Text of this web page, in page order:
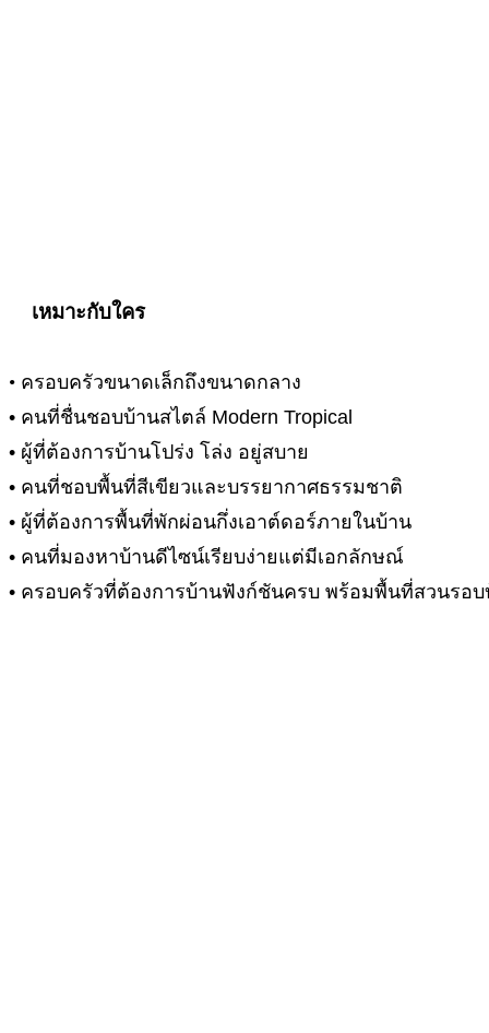
เหมาะกับใคร
• ครอบครัวขนาดเล็กถึงขนาดกลาง
• คนที่ชื่นชอบบ้านสไตล์ Modern Tropical
• ผู้ที่ต้องการบ้านโปร่ง โล่ง อยู่สบาย
• คนที่ชอบพื้นที่สีเขียวและบรรยากาศธรรมชาติ
• ผู้ที่ต้องการพื้นที่พักผ่อนกึ่งเอาต์ดอร์ภายในบ้าน
• คนที่มองหาบ้านดีไซน์เรียบง่ายแต่มีเอกลักษณ์
• ครอบครัวที่ต้องการบ้านฟังก์ชันครบ พร้อมพื้นที่สวนรอ